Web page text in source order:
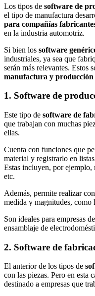
Los tipos de software de
el tipo de manufactura
para compañías
en la industria automotriz.
Si bien los software
industriales, ya sea que
serán más relevantes. Estos
manufactura y producción
1. Software de
Este tipo de software de
que trabajan con muchas
ellas.
Cuenta con funciones que
material y registrarlo en
Estas incluyen, por ejemplo,
etc.
Además, permite realizar
medida y magnitudes, como
Son ideales para empresas
ensamblaje de
2. Software de
El anterior de los tipos de
con las piezas. Pero en esta
destinado a empresas que